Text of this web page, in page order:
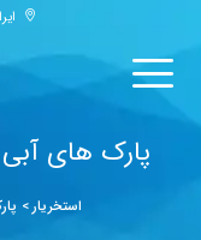
پارک های آبی
استخریار>